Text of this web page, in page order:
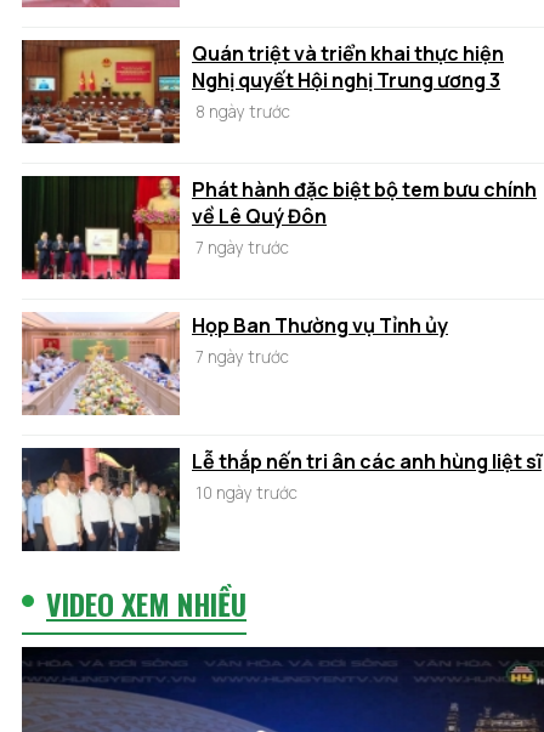
Quán triệt và triển khai thực hiện
Nghị quyết Hội nghị Trung ương 3
8 ngày trước
Phát hành đặc biệt bộ tem bưu chính
về Lê Quý Đôn
7 ngày trước
Họp Ban Thường vụ Tỉnh ủy
7 ngày trước
Lễ thắp nến tri ân các anh hùng liệt sĩ
10 ngày trước
VIDEO XEM NHIỀU